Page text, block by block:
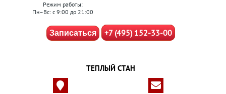
Режим работы:
Пн–Вс: с 9:00 до 21:00
Записаться +7 (495) 152-33-00
ТЕПЛЫЙ СТАН